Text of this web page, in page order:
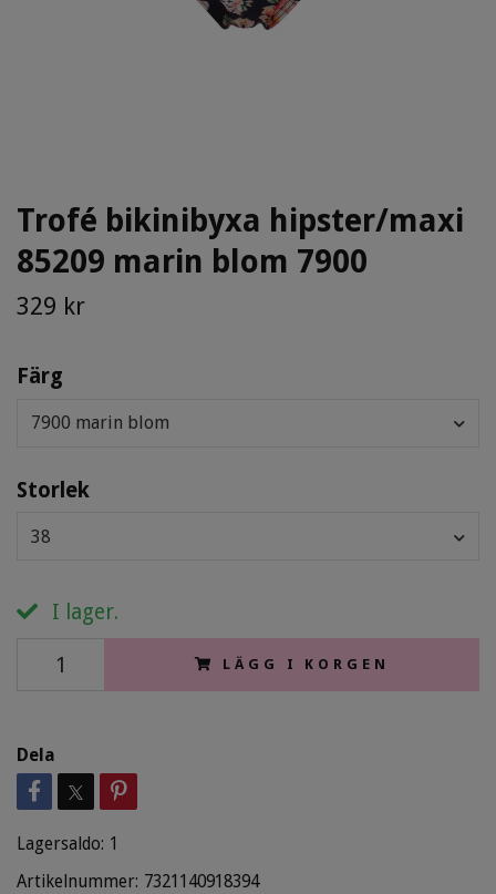
Trofé bikinibyxa hipster/maxi
85209 marin blom 7900
329 kr
Färg
7900 marin blom
Storlek
38
I lager.
LÄGG I KORGEN
Dela
Lagersaldo: 1
Artikelnummer: 7321140918394